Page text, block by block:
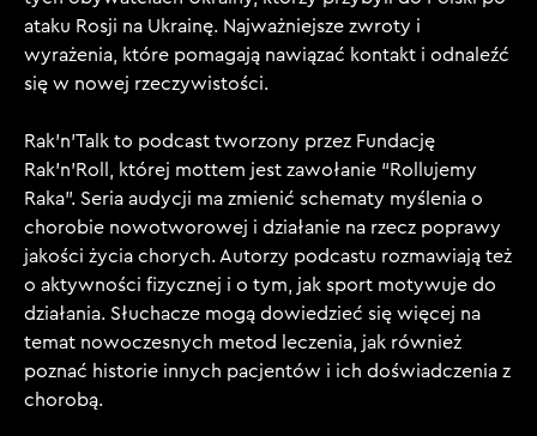
ataku Rosji na Ukrainę. Najważniejsze zwroty i
wyrażenia, które pomagają nawiązać kontakt i odnaleźć
się w nowej rzeczywistości.
Rak'n'Talk to podcast tworzony przez Fundację
Rak'n'Roll, której mottem jest zawołanie “Rollujemy
Raka”. Seria audycji ma zmienić schematy myślenia o
chorobie nowotworowej i działanie na rzecz poprawy
jakości życia chorych. Autorzy podcastu rozmawiają też
o aktywności fizycznej i o tym, jak sport motywuje do
działania. Słuchacze mogą dowiedzieć się więcej na
temat nowoczesnych metod leczenia, jak również
poznać historie innych pacjentów i ich doświadczenia z
chorobą.